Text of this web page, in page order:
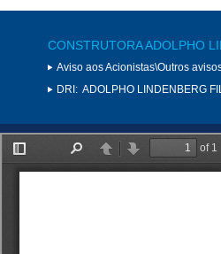
CONSTRUTORA ADOLPHO
Aviso aos Acionistas\Outros
DRI: ADOLPHO LINDENBERG